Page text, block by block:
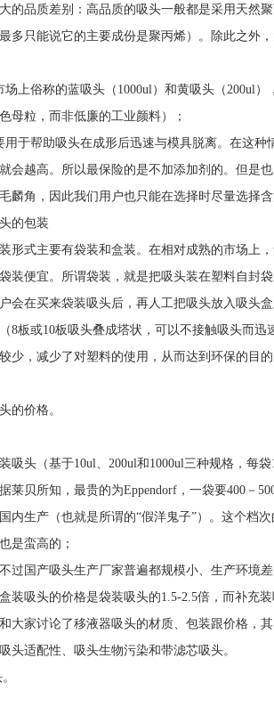
的品质差别：高品质的吸头一般都是采用天然
多只能说它的主要成份是聚丙烯）。除此之外
场上俗称的蓝吸头（1000ul）和黄吸头（200ul
母粒，而非低廉的工业颜料）；
用于帮助吸头在成形后迅速与模具脱离。在这
会越高。所以最保险的是不加添加剂的。但是
麟角，因此我们用户也只能在选择时尽量选择含
的包装
形式主要有袋装和盒装。在相对成熟的市场
装便宜。所谓袋装，就是把吸头装在塑料自封
会在买来袋装吸头后，再人工把吸头放入吸头
8板或10板吸头叠成塔状，可以不接触吸头而
少，减少了对塑料的使用，从而达到环保的目
的价格。
吸头（基于10ul、200ul和1000ul三种规格，每
莱贝所知，最贵的为Eppendorf，一袋要400－
内生产（也就是所谓的“假洋鬼子”）。这个档
是蛮高的；
过国产吸头生产厂家普遍都规模小、生产环境
装吸头的价格是袋装吸头的1.5-2.5倍，而补充装
大家讨论了移液器吸头的材质、包装跟价格，
头适配性、吸头生物污染和带滤芯吸头。